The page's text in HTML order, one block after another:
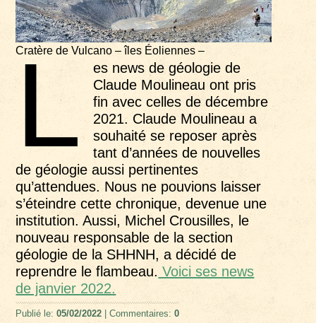
Cratère de Vulcano – îles Éoliennes –
L
es news de géologie de
Claude Moulineau ont pris
fin avec celles de décembre
2021. Claude Moulineau a
souhaité se reposer après
tant d’années de nouvelles
de géologie aussi pertinentes
qu’attendues. Nous ne pouvions laisser
s’éteindre cette chronique, devenue une
institution. Aussi, Michel Crousilles, le
nouveau responsable de la section
géologie de la SHHNH, a décidé de
reprendre le flambeau. Voici ses news
de janvier 2022.
Publié le:05/02/2022 | Commentaires:0